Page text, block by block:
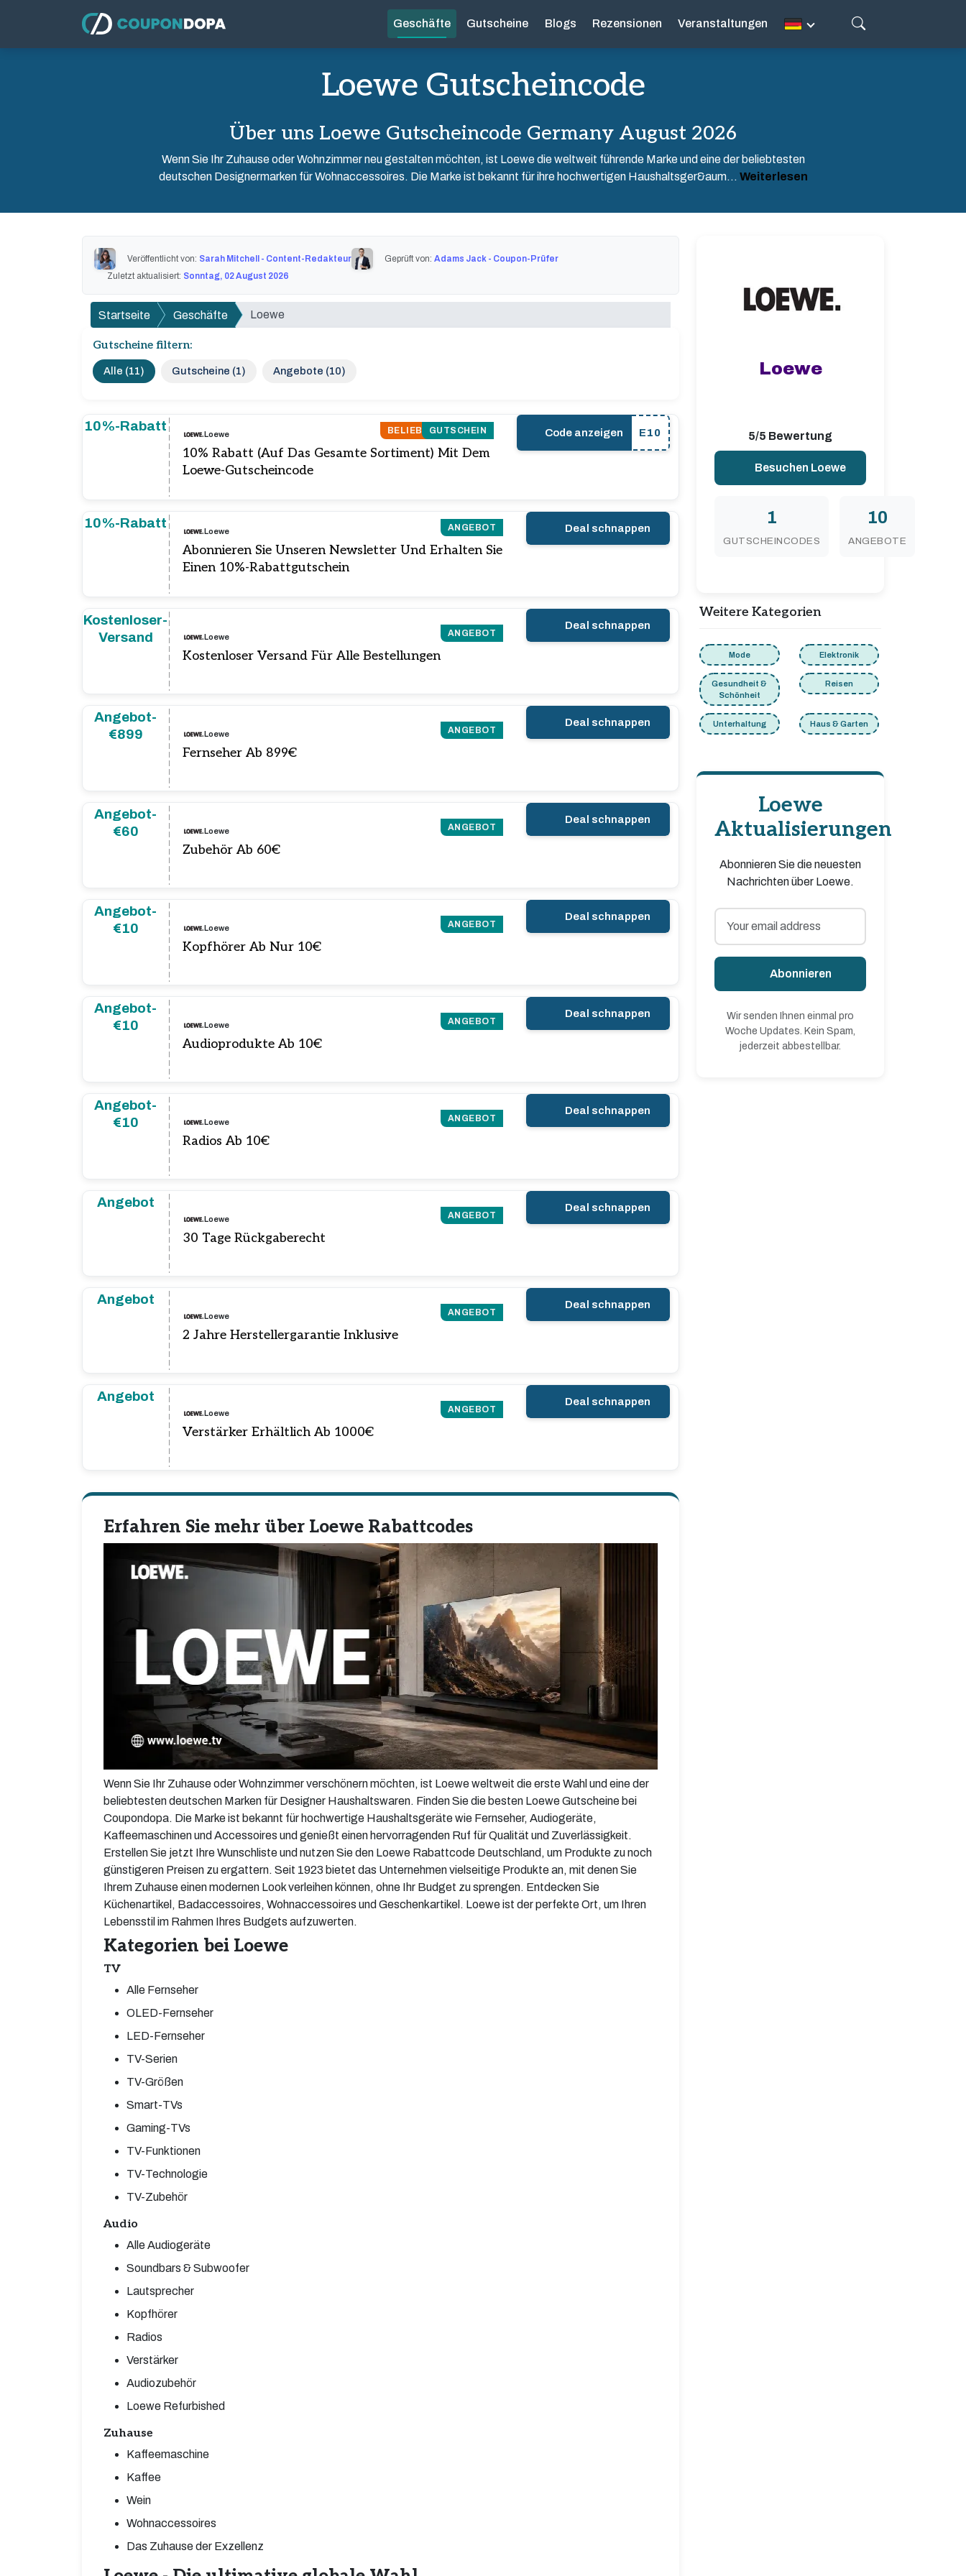
Geschäfte Gutscheine Blogs Rezensionen Veranstaltungen
Loewe Gutscheincode
Über uns Loewe Gutscheincode Germany August 2026
Wenn Sie Ihr Zuhause oder Wohnzimmer neu gestalten möchten, ist Loewe die weltweit führende Marke und eine der beliebtesten
deutschen Designermarken für Wohnaccessoires. Die Marke ist bekannt für ihre hochwertigen Haushaltsger&aum... Weiterlesen
Veröffentlicht von: Sarah Mitchell - Content-Redakteur Geprüft von: Adams Jack - Coupon-Prüfer
Zuletzt aktualisiert: Sonntag, 02 August 2026
Startseite Geschäfte Loewe
Gutscheine filtern:
Alle (11) Gutscheine (1) Angebote (10)
10%-Rabatt BELIEBT GUTSCHEIN
Loewe
10% Rabatt (Auf Das Gesamte Sortiment) Mit Dem
Loewe-Gutscheincode
Code anzeigen E10
10%-Rabatt ANGEBOT
Loewe
Abonnieren Sie Unseren Newsletter Und Erhalten Sie
Einen 10%-Rabattgutschein
Deal schnappen
Kostenloser-
Versand
ANGEBOT
Loewe
Kostenloser Versand Für Alle Bestellungen
Deal schnappen
Angebot-
€899
ANGEBOT
Loewe
Fernseher Ab 899€
Deal schnappen
Angebot-
€60
ANGEBOT
Loewe
Zubehör Ab 60€
Deal schnappen
Angebot-
€10
ANGEBOT
Loewe
Kopfhörer Ab Nur 10€
Deal schnappen
Angebot-
€10
ANGEBOT
Loewe
Audioprodukte Ab 10€
Deal schnappen
Angebot-
€10
ANGEBOT
Loewe
Radios Ab 10€
Deal schnappen
Angebot
ANGEBOT
Loewe
30 Tage Rückgaberecht
Deal schnappen
Angebot
ANGEBOT
Loewe
2 Jahre Herstellergarantie Inklusive
Deal schnappen
Angebot
ANGEBOT
Loewe
Verstärker Erhältlich Ab 1000€
Deal schnappen
Erfahren Sie mehr über Loewe Rabattcodes
Wenn Sie Ihr Zuhause oder Wohnzimmer verschönern möchten, ist Loewe weltweit die erste Wahl und eine der
beliebtesten deutschen Marken für Designer Haushaltswaren. Finden Sie die besten Loewe Gutscheine bei
Coupondopa. Die Marke ist bekannt für hochwertige Haushaltsgeräte wie Fernseher, Audiogeräte,
Kaffeemaschinen und Accessoires und genießt einen hervorragenden Ruf für Qualität und Zuverlässigkeit.
Erstellen Sie jetzt Ihre Wunschliste und nutzen Sie den Loewe Rabattcode Deutschland, um Produkte zu noch
günstigeren Preisen zu ergattern. Seit 1923 bietet das Unternehmen vielseitige Produkte an, mit denen Sie
Ihrem Zuhause einen modernen Look verleihen können, ohne Ihr Budget zu sprengen. Entdecken Sie
Küchenartikel, Badaccessoires, Wohnaccessoires und Geschenkartikel. Loewe ist der perfekte Ort, um Ihren
Lebensstil im Rahmen Ihres Budgets aufzuwerten.
Kategorien bei Loewe
TV
Alle Fernseher
OLED-Fernseher
LED-Fernseher
TV-Serien
TV-Größen
Smart-TVs
Gaming-TVs
TV-Funktionen
TV-Technologie
TV-Zubehör
Audio
Alle Audiogeräte
Soundbars & Subwoofer
Lautsprecher
Kopfhörer
Radios
Verstärker
Audiozubehör
Loewe Refurbished
Zuhause
Kaffeemaschine
Kaffee
Wein
Wohnaccessoires
Das Zuhause der Exzellenz
Loewe
5/5 Bewertung
Besuchen Loewe
1
GUTSCHEINCODES
10
ANGEBOTE
Weitere Kategorien
Mode Elektronik
Gesundheit &
Schönheit
Reisen
Unterhaltung Haus & Garten
Loewe
Aktualisierungen
Abonnieren Sie die neuesten
Nachrichten über Loewe.
Abonnieren
Wir senden Ihnen einmal pro
Woche Updates. Kein Spam,
jederzeit abbestellbar.